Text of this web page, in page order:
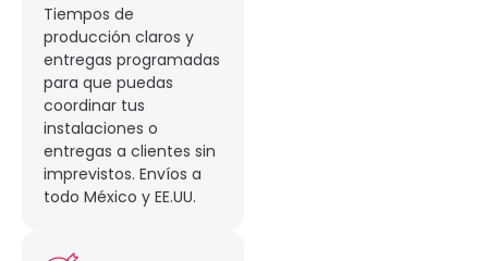
Tiempos de
producción claros y
entregas programadas
para que puedas
coordinar tus
instalaciones o
entregas a clientes sin
imprevistos. Envíos a
todo México y EE.UU.